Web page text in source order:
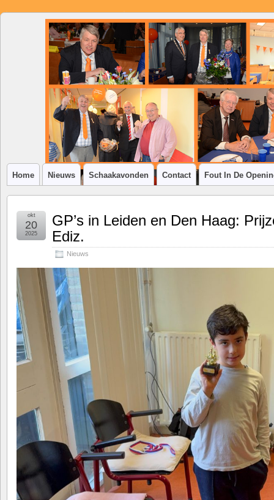
SSV
Klim-
Home Nieuws Schaakavonden Contact Fout In De
GP’s in Leiden en Den Haag:
Ediz.
Nieuws
okt
20
2025